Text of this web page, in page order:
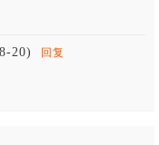
20) 回复